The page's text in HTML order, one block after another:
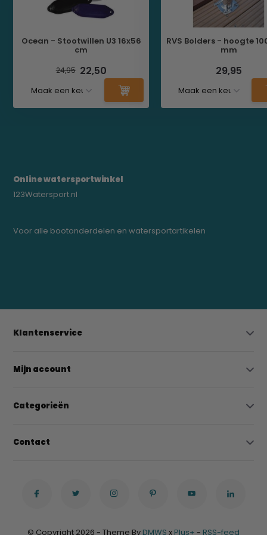
Ocean - Stootwillen U3 16x56
cm
24,95 22,50
RVS Bolders - hoogte
mm
29,95
Online watersportwinkel
123Watersport.nl
Voor alle bootonderdelen en watersportartikelen
Klantenservice
Mijn account
Categorieën
Contact
© Copyright 2026 - Theme By DMWS x Plus+ - RSS-feed